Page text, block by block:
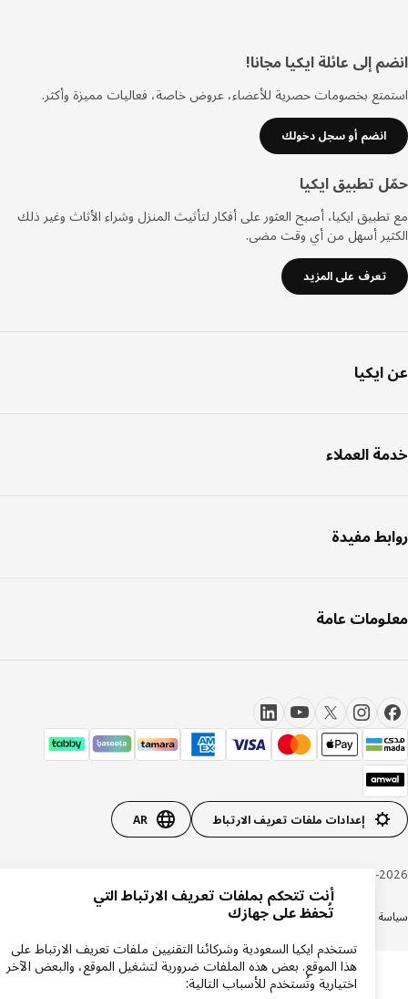
إلى عائلة ايكيا مجانا!
بخصومات حصرية للأعضاء، عروض خاصة، فعاليات مميزة وأكثر.
انضم أو سجل دخولك
تطبيق ايكيا
ايكيا، أصبح العثور على أفكار لتأثيث المنزل وشراء الأثاث وغير ذلك
أسهل من أي وقت مضى.
تعرف على المزيد
العملاء
مفيدة
عامة
إعدادات ملفات تعريف الارتباط AR
Inter IKEA Systems B.V. 1999-
الخصوصية سياسة الكوكيزالشروط والأحكام
أنت تتحكم بملفات تعريف الارتباط التي
تُحفظ على جهازك
تستخدم ايكيا السعودية وشركائنا التقنيين ملفات تعريف الارتباط على
هذا الموقع. بعض هذه الملفات ضرورية لتشغيل الموقع، والبعض الآخر
اختيارية وتُستخدم للأسباب التالية: